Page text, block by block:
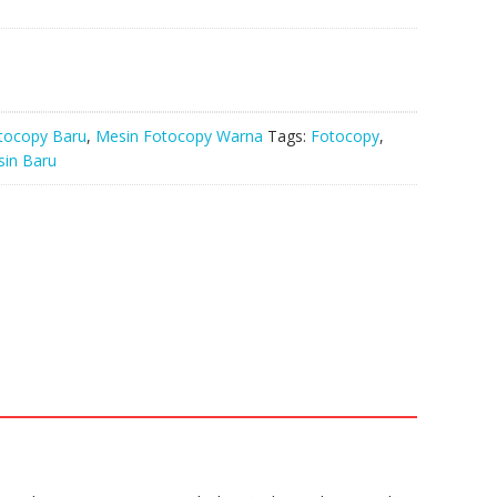
Baru, Mesin Fotocopy Warna Tags: Fotocopy,
Baru